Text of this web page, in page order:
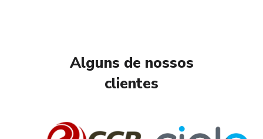
Alguns de nossos
clientes